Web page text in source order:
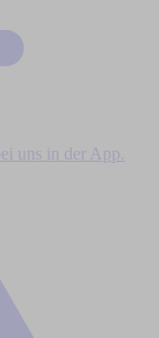
uns in der App.